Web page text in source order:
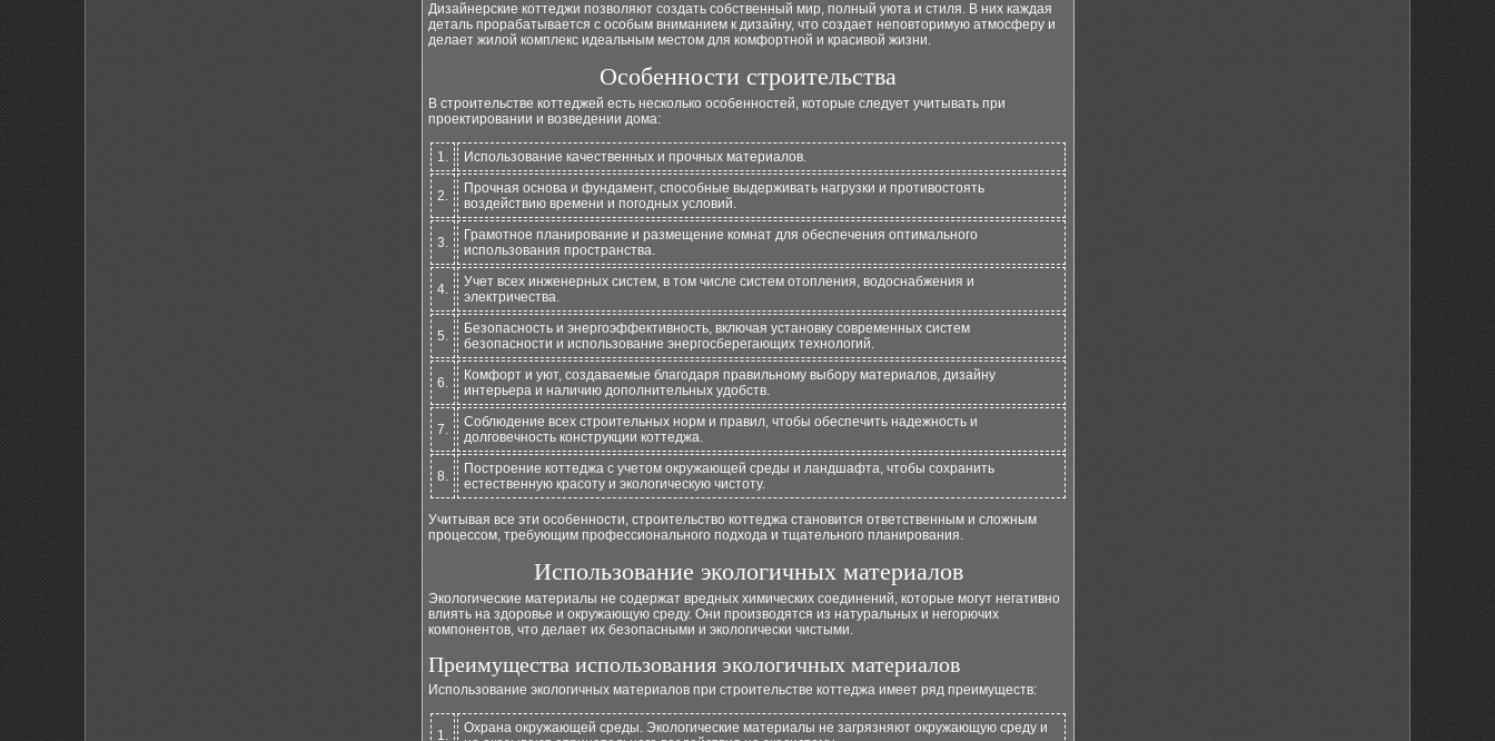
Дизайнерские коттеджи позволяют создать собственный мир, полный уюта и стиля. В них каждая
деталь прорабатывается с особым вниманием к дизайну, что создает неповторимую атмосферу и
делает жилой комплекс идеальным местом для комфортной и красивой жизни.
Особенности строительства
В строительстве коттеджей есть несколько особенностей, которые следует учитывать при
проектировании и возведении дома:
1. Использование качественных и прочных материалов.
2.
Прочная основа и фундамент, способные выдерживать нагрузки и противостоять
воздействию времени и погодных условий.
3.
Грамотное планирование и размещение комнат для обеспечения оптимального
использования пространства.
4.
Учет всех инженерных систем, в том числе систем отопления, водоснабжения и
электричества.
5.
Безопасность и энергоэффективность, включая установку современных систем
безопасности и использование энергосберегающих технологий.
6.
Комфорт и уют, создаваемые благодаря правильному выбору материалов, дизайну
интерьера и наличию дополнительных удобств.
7.
Соблюдение всех строительных норм и правил, чтобы обеспечить надежность и
долговечность конструкции коттеджа.
8.
Построение коттеджа с учетом окружающей среды и ландшафта, чтобы сохранить
естественную красоту и экологическую чистоту.
Учитывая все эти особенности, строительство коттеджа становится ответственным и сложным
процессом, требующим профессионального подхода и тщательного планирования.
Использование экологичных материалов
Экологические материалы не содержат вредных химических соединений, которые могут негативно
влиять на здоровье и окружающую среду. Они производятся из натуральных и негорючих
компонентов, что делает их безопасными и экологически чистыми.
Преимущества использования экологичных материалов
Использование экологичных материалов при строительстве коттеджа имеет ряд преимуществ:
1.
Охрана окружающей среды. Экологические материалы не загрязняют окружающую среду и